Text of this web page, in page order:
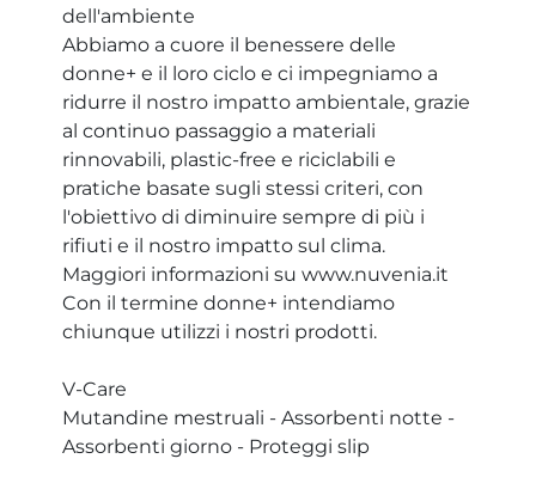
dell'ambiente
Abbiamo a cuore il benessere delle
donne+ e il loro ciclo e ci impegniamo a
ridurre il nostro impatto ambientale, grazie
al continuo passaggio a materiali
rinnovabili, plastic-free e riciclabili e
pratiche basate sugli stessi criteri, con
l'obiettivo di diminuire sempre di più i
rifiuti e il nostro impatto sul clima.
Maggiori informazioni su www.nuvenia.it
Con il termine donne+ intendiamo
chiunque utilizzi i nostri prodotti.
V-Care
Mutandine mestruali - Assorbenti notte -
Assorbenti giorno - Proteggi slip